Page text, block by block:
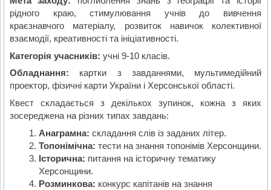
рідного краю, стимулювання учнів до вивчення
краєзнавчого матеріалу, розвиток навичок колективної
взаємодії, креативності та ініціативності.
Категорія учасників: учні 9-10 класів.
Обладнання: картки з завданнями, мультимедійний
проектор, фізичні карти України і Херсонської області.
Квест складається з декількох зупинок, кожна з яких
зосереджена на різних типах завдань:
Анаграмна: складання слів із заданих літер.
Топонімічна: тести на знання топонімів Херсонщини.
Історична: питання на історичну тематику
Херсонщини.
Розминкова: конкурс капітанів на знання